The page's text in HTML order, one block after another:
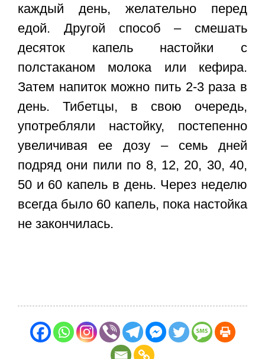
каждый день, желательно перед
едой. Другой способ – смешать
десяток капель настойки с
полстаканом молока или кефира.
Затем напиток можно пить 2-3 раза в
день. Тибетцы, в свою очередь,
употребляли настойку, постепенно
увеличивая ее дозу – семь дней
подряд они пили по 8, 12, 20, 30, 40,
50 и 60 капель в день. Через неделю
всегда было 60 капель, пока настойка
не закончилась.